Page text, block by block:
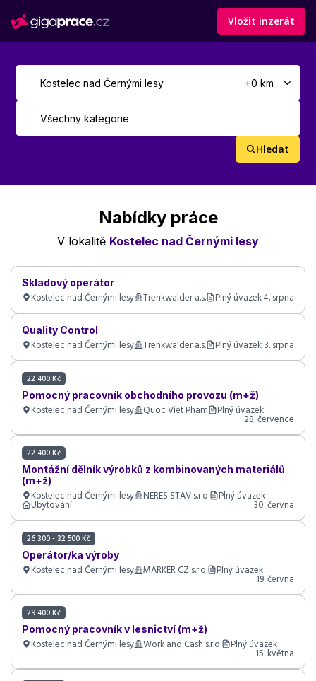
Vložit inzerát
Hledat
Nabídky práce
V lokalitě Kostelec nad Černými lesy
Skladový operátor
Kostelec nad Černými lesy Trenkwalder a.s. Plný úvazek4. srpna
Quality Control
Kostelec nad Černými lesy Trenkwalder a.s. Plný úvazek 3. srpna
22 400 Kč
Pomocný pracovník obchodního provozu (m+ž)
Kostelec nad Černými lesy Quoc Viet Pham Plný úvazek
28. července
22 400 Kč
Montážní dělník výrobků z kombinovaných materiálů
(m+ž)
Kostelec nad Černými lesy NERES STAV s.r.o. Plný úvazek
Ubytování 30. června
26 300 - 32 500 Kč
Operátor/ka výroby
Kostelec nad Černými lesy MARKER CZ s.r.o. Plný úvazek
19. června
29 400 Kč
Pomocný pracovník v lesnictví (m+ž)
Kostelec nad Černými lesy Work and Cash s.r.o. Plný úvazek
15. května